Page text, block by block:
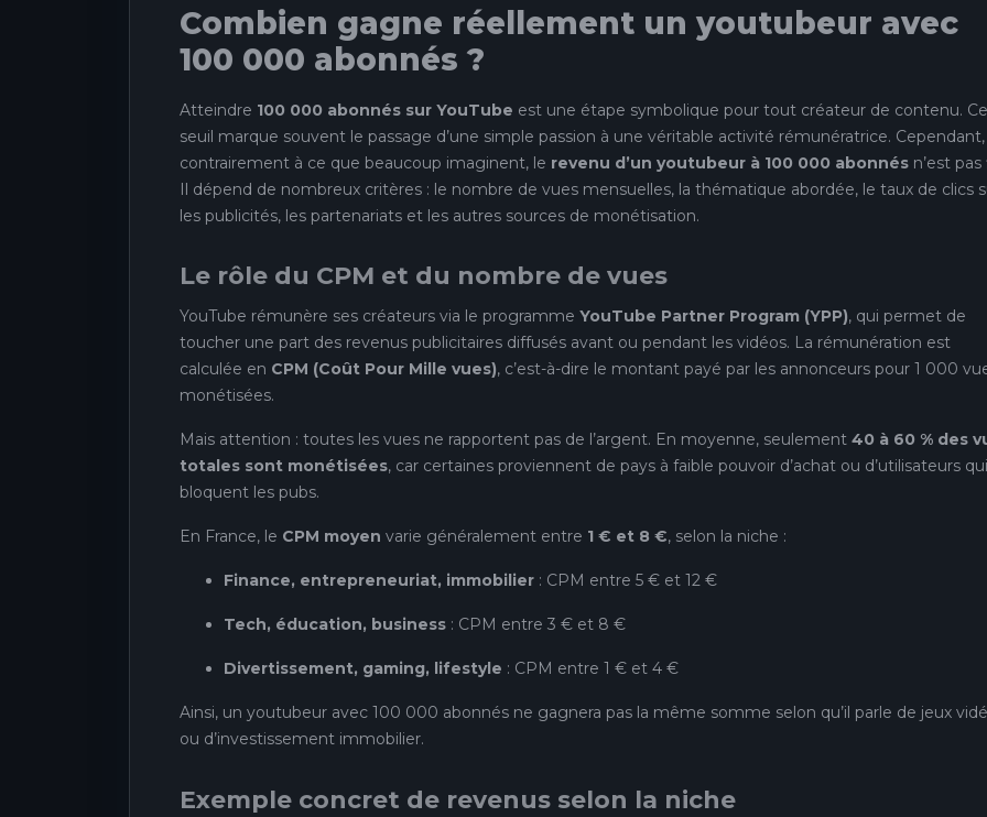
Combien gagne réellement un youtubeur avec
100 000 abonnés ?
Atteindre 100 000 abonnés sur YouTube est une étape symbolique pour tout créateur de contenu. Ce
seuil marque souvent le passage d’une simple passion à une véritable activité rémunératrice. Cependant,
contrairement à ce que beaucoup imaginent, le revenu d’un youtubeur à 100 000 abonnés n’est pas
Il dépend de nombreux critères : le nombre de vues mensuelles, la thématique abordée, le taux de clics
les publicités, les partenariats et les autres sources de monétisation.
Le rôle du CPM et du nombre de vues
YouTube rémunère ses créateurs via le programme YouTube Partner Program (YPP), qui permet de
toucher une part des revenus publicitaires diffusés avant ou pendant les vidéos. La rémunération est
calculée en CPM (Coût Pour Mille vues), c’est-à-dire le montant payé par les annonceurs pour 1 000
monétisées.
Mais attention : toutes les vues ne rapportent pas de l’argent. En moyenne, seulement 40 à 60 % des
totales sont monétisées, car certaines proviennent de pays à faible pouvoir d’achat ou d’utilisateurs qui
bloquent les pubs.
En France, le CPM moyen varie généralement entre 1 € et 8 €, selon la niche :
Finance, entrepreneuriat, immobilier : CPM entre 5 € et 12 €
Tech, éducation, business : CPM entre 3 € et 8 €
Divertissement, gaming, lifestyle : CPM entre 1 € et 4 €
Ainsi, un youtubeur avec 100 000 abonnés ne gagnera pas la même somme selon qu’il parle de jeux
ou d’investissement immobilier.
Exemple concret de revenus selon la niche